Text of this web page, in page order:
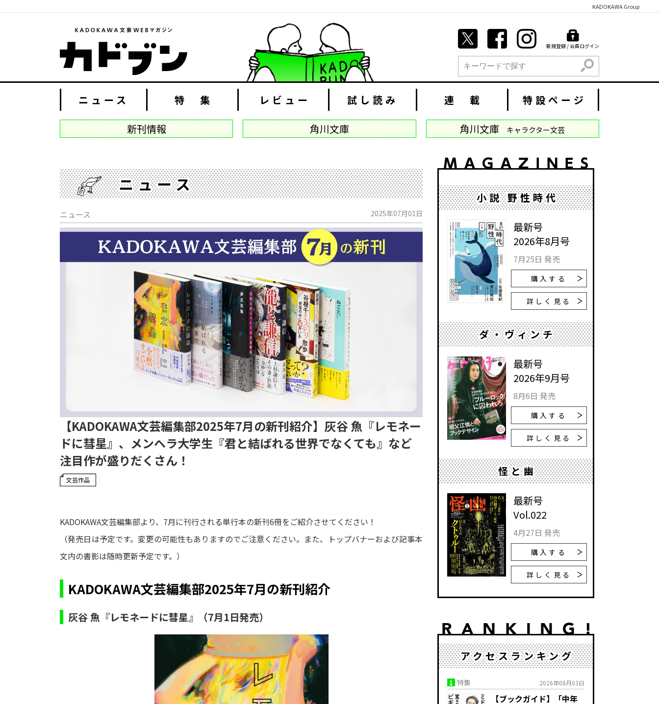
KADOKAWA Group
新規登録 / 会員ログイン
検索
ニュース 特 集 レビュー 試し読み 連 載 特設ページ
新刊情報 角川文庫 角川文庫 キャラクター文芸
ニュース
ニュース 2025年07月01日
【KADOKAWA文芸編集部2025年7月の新刊紹介】灰谷 魚『レモネー
ドに彗星』、メンヘラ大学生『君と結ばれる世界でなくても』など
注目作が盛りだくさん！
文芸作品
KADOKAWA文芸編集部より、7月に刊行される単行本の新刊6冊をご紹介させてください！
（発売日は予定です。変更の可能性もありますのでご注意ください。また、トップバナーおよび記事本
文内の書影は随時更新予定です。）
KADOKAWA文芸編集部2025年7月の新刊紹介
灰谷 魚『レモネードに彗星』（7月1日発売）
小説 野性時代
最新号
2026年8月号
7月25日 発売
購入する
詳しく見る
ダ・ヴィンチ
最新号
2026年9月号
8月6日 発売
購入する
詳しく見る
怪と幽
最新号
Vol.022
4月27日 発売
購入する
詳しく見る
アクセスランキング
1 特集 2026年08月03日
【ブックガイド】「中年